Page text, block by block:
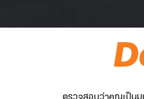
ตรวจสอบว่าคุณเป็นม